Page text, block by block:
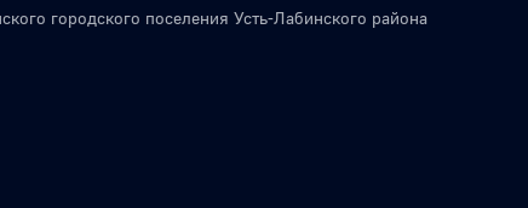
городского поселения Усть-Лабинского района